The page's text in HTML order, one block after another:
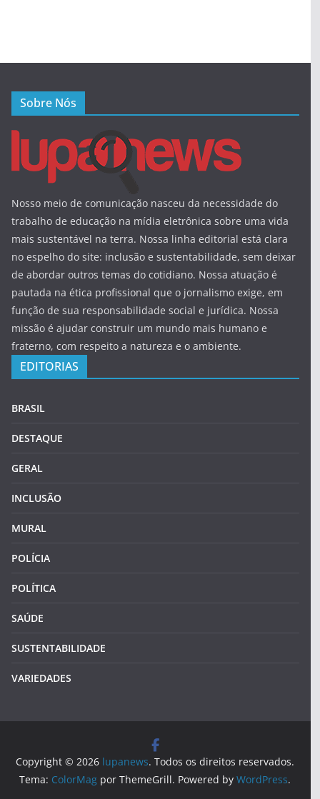
Sobre Nós
Nosso meio de comunicação nasceu da necessidade do
trabalho de educação na mídia eletrônica sobre uma vida
mais sustentável na terra. Nossa linha editorial está clara
no espelho do site: inclusão e sustentabilidade, sem deixar
de abordar outros temas do cotidiano. Nossa atuação é
pautada na ética profissional que o jornalismo exige, em
função de sua responsabilidade social e jurídica. Nossa
missão é ajudar construir um mundo mais humano e
fraterno, com respeito a natureza e o ambiente.
EDITORIAS
BRASIL
DESTAQUE
GERAL
INCLUSÃO
MURAL
POLÍCIA
POLÍTICA
SAÚDE
SUSTENTABILIDADE
VARIEDADES
Copyright © 2026 lupanews. Todos os direitos reservados.
Tema: ColorMag por ThemeGrill. Powered byWordPress.